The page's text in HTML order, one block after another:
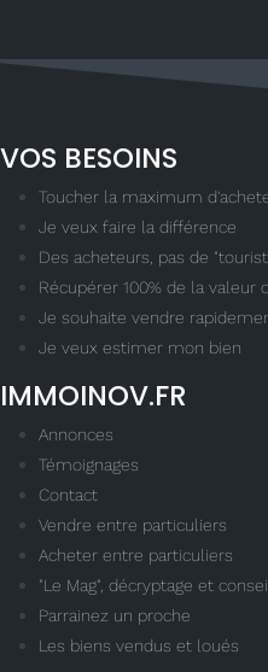
VOS BESOINS
Toucher la maximum
Je veux faire la différence
Des acheteurs, pas de
Récupérer 100% de la valeur
Je souhaite vendre
Je veux estimer mon bien
IMMOINOV.FR
Annonces
Témoignages
Contact
Vendre entre particuliers
Acheter entre particuliers
"Le Mag", décryptage et
Parrainez un proche
Les biens vendus et loués